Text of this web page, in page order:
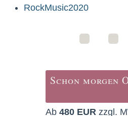
RockMusic2020
Schon morgen
Ab 480 EUR zzgl.